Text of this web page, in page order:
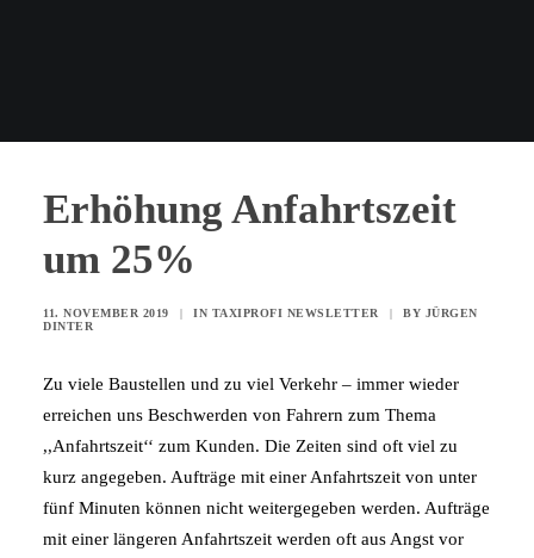
Erhöhung Anfahrtszeit
um 25%
11. NOVEMBER 2019 | IN TAXIPROFI NEWSLETTER | BY JÜRGEN
DINTER
Zu viele Baustellen und zu viel Verkehr – immer wieder
erreichen uns Beschwerden von Fahrern zum Thema
,,Anfahrtszeit‘‘ zum Kunden. Die Zeiten sind oft viel zu
kurz angegeben. Aufträge mit einer Anfahrtszeit von unter
fünf Minuten können nicht weitergegeben werden. Aufträge
mit einer längeren Anfahrtszeit werden oft aus Angst vor